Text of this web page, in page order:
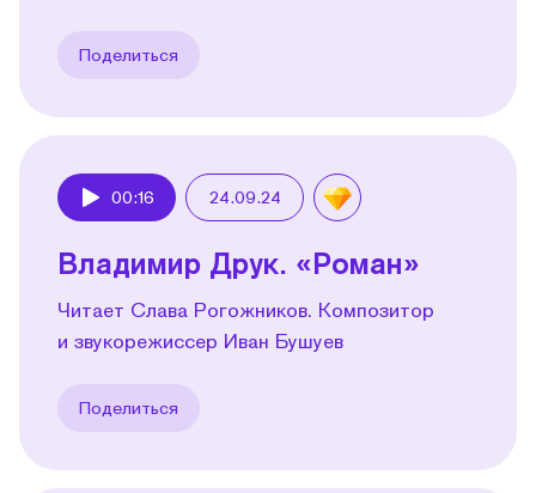
Поделиться
00:16 24.09.24
Владимир Друк. «Роман»
Читает Слава Рогожников. Композитор
и звукорежиссер Иван Бушуев
Поделиться